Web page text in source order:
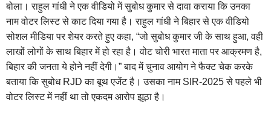
बोला। राहुल गांधी ने एक वीडियो में सुबोध कुमार से दावा कराया कि उनका
नाम वोटर लिस्ट से काट दिया गया है। राहुल गांधी ने बिहार से एक वीडियो
सोशल मीडिया पर शेयर करते हुए कहा, “जो सुबोध कुमार जी के साथ हुआ, वही
लाखों लोगों के साथ बिहार में हो रहा है। वोट चोरी भारत माता पर आक्रमण है,
बिहार की जनता ये होने नहीं देगी।” बाद में चुनाव आयोग ने फैक्ट चेक करके
बताया कि सुबोध RJD का बूथ एजेंट है। उसका नाम SIR-2025 से पहले भी
वोटर लिस्ट में नहीं था तो एकदम आरोप झूठा है।